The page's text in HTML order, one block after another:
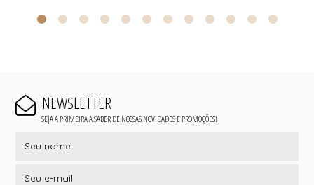
NEWSLETTER
SEJA A PRIMEIRA A SABER DE NOSSAS NOVIDADES E PROMOÇÕES!